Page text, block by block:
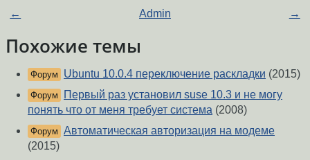
← Admin →
Похожие темы
Форум Ubuntu 10.0.4 переключение раскладки (2015)
Форум
Первый раз установил suse 10.3 и не могу
понять что от меня требует система (2008)
Форум Автоматическая авторизация на модеме
(2015)